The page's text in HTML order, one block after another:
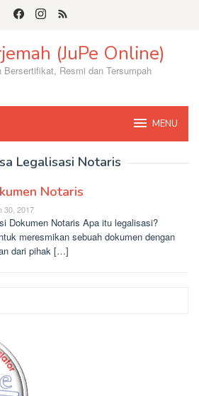
(JuPe Online)
Bersertifikat, Resmi dan Tersumpah
MENU
Legalisasi Notaris
Notaris
30, 2017
Dokumen Notaris Apa itu legalisasi?
meresmikan sebuah dokumen dengan
dari pihak […]